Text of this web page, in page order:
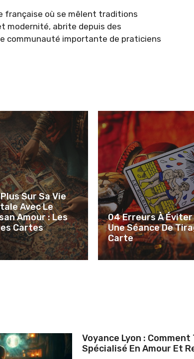
française où se mêlent traditions
modernité, abrite depuis des
communauté importante de praticiens
Sur Sa Vie
Avec Le
Amour : Les
Cartes
04 Erreurs À
Une Séance De
Carte
Voyance Lyon :
Spécialisé En Amour Et